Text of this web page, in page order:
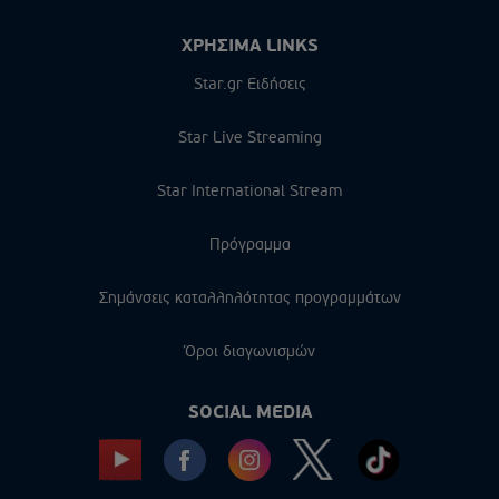
ΧΡΗΣΙΜΑ LINKS
Star.gr Ειδήσεις
Star Live Streaming
Star International Stream
Πρόγραμμα
Σημάνσεις καταλληλότητας προγραμμάτων
Όροι διαγωνισμών
SOCIAL MEDIA